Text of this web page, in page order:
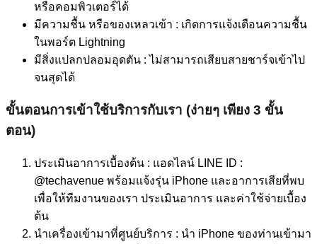
หรือคอมพิวเตอร์ได้
มีความชื้น หรือของเหลวเข้า : เกิดการแจ้งเตือนความชื้น
ในพอร์ต Lightning
มีสิ่งแปลกปลอมอุดตัน : ไม่สามารถเสียบสายชาร์จเข้าไป
จนสุดได้
ขั้นตอนการเข้าใช้บริการกับเรา (ง่ายๆ เพียง 3 ขั้น
ตอน)
ประเมินอาการเบื้องต้น : แอดไลน์ LINE ID :
@techavenue พร้อมแจ้งรุ่น iPhone และอาการเสียที่พบ
เพื่อให้ทีมงานของเรา ประเมินอาการ และค่าใช้จ่ายเบื้อง
ต้น
นำเครื่องเข้ามาที่ศูนย์บริการ : นำ iPhone ของท่านเข้ามา